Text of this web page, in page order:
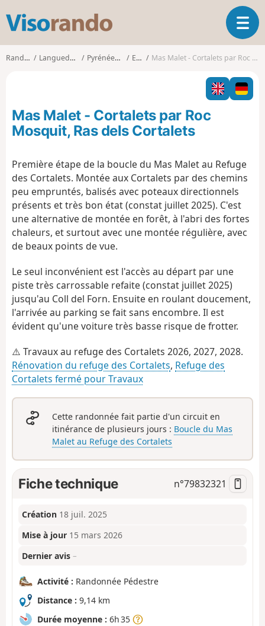
s
o
o
O
u
i
r
l
i
g
i
n
Randonnées Languedoc-Roussillon Pyrénées-Orientales Estoher Mas Malet - Cortalets par Roc Mosquit, Ras dels Cortalets
Mas Malet - Cortalets par Roc
Mosquit, Ras dels Cortalets
Première étape de la boucle du Mas Malet au Refuge
des Cortalets. Montée aux Cortalets par des chemins
peu empruntés, balisés avec poteaux directionnels
présents et très bon état (constat juillet 2025). C'est
une alternative de montée en forêt, à l'abri des fortes
chaleurs, et surtout avec une montée régulière, avec
de beaux points de vue.
Le seul inconvénient est l'accès au départ par une
piste très carrossable refaite (constat juillet 2025)
jusqu'au Coll del Forn. Ensuite en roulant doucement,
l'arrivée au parking se fait sans encombre. Il est
évident qu'une voiture très basse risque de frotter.
⚠️ Travaux au refuge des Cortalets 2026, 2027, 2028.
Rénovation du refuge des Cortalets, Refuge des
Cortalets fermé pour Travaux
Cette randonnée fait partie d'un circuit en
itinérance de plusieurs jours : Boucle du Mas
Malet au Refuge des Cortalets
Fiche technique n°79832321
Création 18 juil. 2025
Mise à jour 15 mars 2026
Dernier avis –
Activité : Randonnée Pédestre
Distance : 9,14 km
Durée moyenne : 6h 35